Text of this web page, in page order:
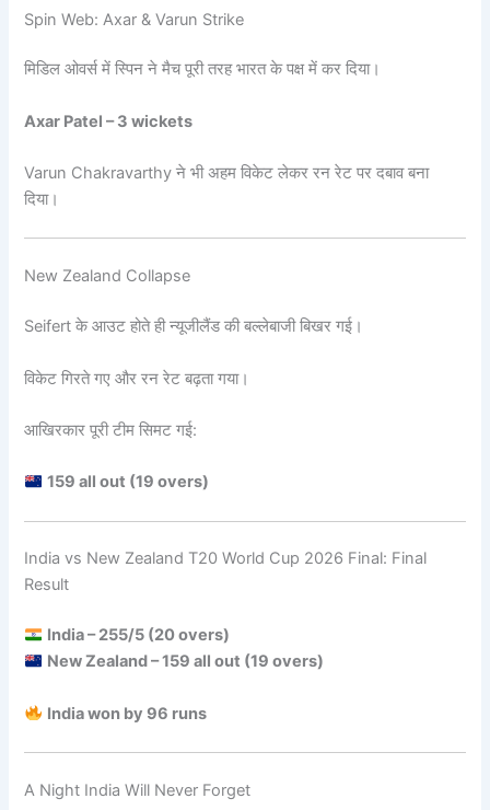
Spin Web: Axar & Varun Strike
मिडिल ओवर्स में स्पिन ने मैच पूरी तरह भारत के पक्ष में कर दिया।
Axar Patel – 3 wickets
Varun Chakravarthy ने भी अहम विकेट लेकर रन रेट पर दबाव बना
दिया।
New Zealand Collapse
Seifert के आउट होते ही न्यूजीलैंड की बल्लेबाजी बिखर गई।
विकेट गिरते गए और रन रेट बढ़ता गया।
आखिरकार पूरी टीम सिमट गई:
159 all out (19 overs)
India vs New Zealand T20 World Cup 2026 Final: Final
Result
India – 255/5 (20 overs)
New Zealand – 159 all out (19 overs)
India won by 96 runs
A Night India Will Never Forget